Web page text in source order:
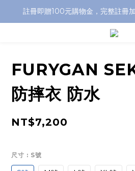
全店消費滿千元，超商
註冊即贈100元購物金，完整註
全店消費滿千元，超商
FURYGAN
防摔衣 防水
NT$7,200
尺寸 : S號